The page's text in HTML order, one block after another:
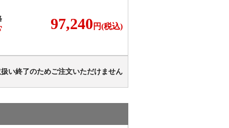
97,240 円(税込)
い終了のためご注文いただけません